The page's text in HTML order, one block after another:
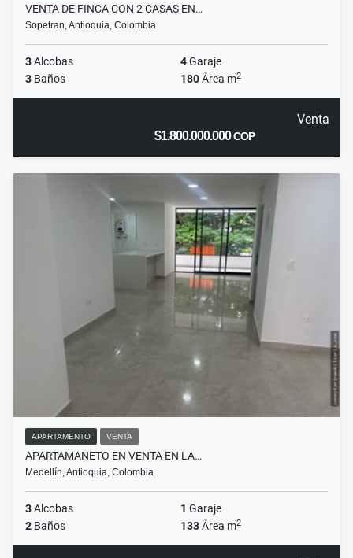
VENTA DE FINCA CON 2 CASAS EN…
Sopetran, Antioquia, Colombia
3Alcobas 4Garaje
3 Baños 180Área m2
Venta
$1.800.000.000COP
APARTAMENTO VENTA
APARTAMANETO EN VENTA EN LA…
Medellín, Antioquia, Colombia
3Alcobas 1 Garaje
2 Baños 133Área m2